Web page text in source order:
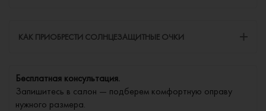
КАК ПРИОБРЕСТИ СОЛНЦЕЗАЩИТНЫЕ ОЧКИ
Бесплатная консультация.
Запишитесь в салон — подберем комфортную оправу
нужного размера.